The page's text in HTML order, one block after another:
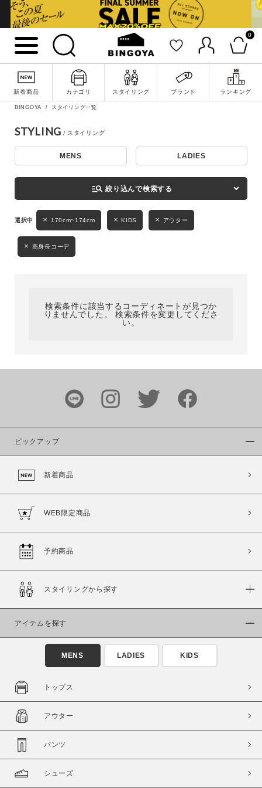
0
新着商品 カテゴリ スタイリング ブランド ランキング
詳細検索
キーワード
性別
MENS LADIES
ブランド
カラー
商品タイプ
通常商品
セール価格 WEB限定
在庫
在庫あり
BINGOYA スタイリング一覧
STYLING
MENS LADIES
manage_search 絞り込んで検索する
170cm~174cm KIDS アウター
高身長コーデ
検索条件に該当するコーディネートが見つか
りませんでした。 検索条件を変更してくださ
い。
ピックアップ
新着商品
WEB限定商品
予約商品
スタイリングから探す
アイテムを探す
MENS LADIES KIDS
トップス
アウター
パンツ
シューズ